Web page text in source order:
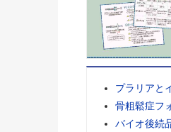
プラリアと
骨粗鬆症フ
バイオ後続